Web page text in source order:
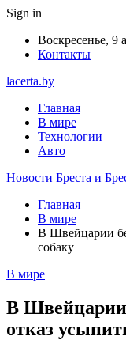
Sign in
Воскресенье, 9
Контакты
lacerta.by
Главная
В мире
Технологии
Авто
Новости Бреста и
Главная
В мире
В Швейцарии
собаку
В мире
В Швейцарии
отказ